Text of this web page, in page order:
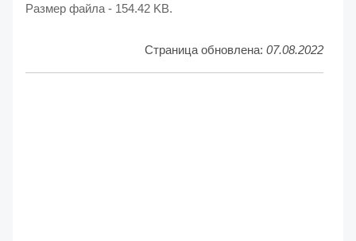
Размер файла - 154.42 KB.
Страница обновлена: 07.08.2022